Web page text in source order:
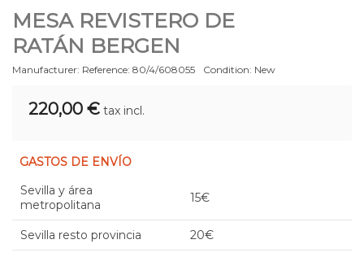
MESA REVISTERO DE
RATÁN BERGEN
Manufacturer: Reference: 80/4/608055 Condition: New
220,00 € tax incl.
GASTOS DE ENVÍO
Sevilla y área
metropolitana
15€
Sevilla resto provincia 20€